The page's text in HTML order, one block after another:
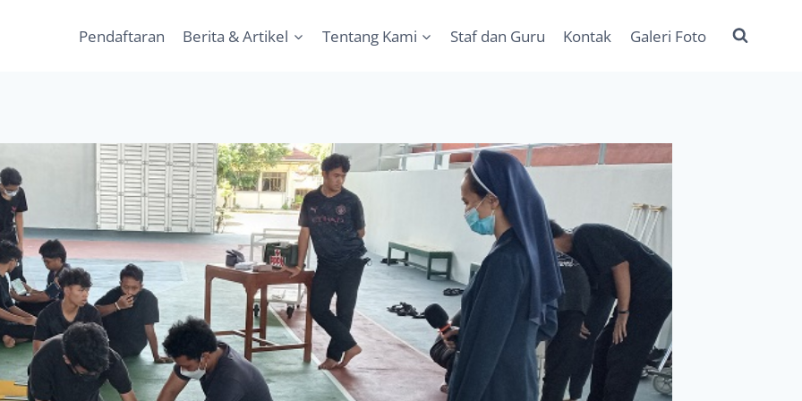
Pendaftaran Berita & Artikel Tentang Kami Staf dan Guru Kontak Galeri Foto